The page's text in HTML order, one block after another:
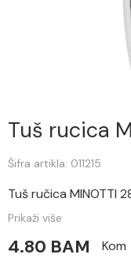
Tuš rucica
Šifra artikla: 011215
Tuš ručica MINOTTI
Prikaži više
4.80 BAM Kom